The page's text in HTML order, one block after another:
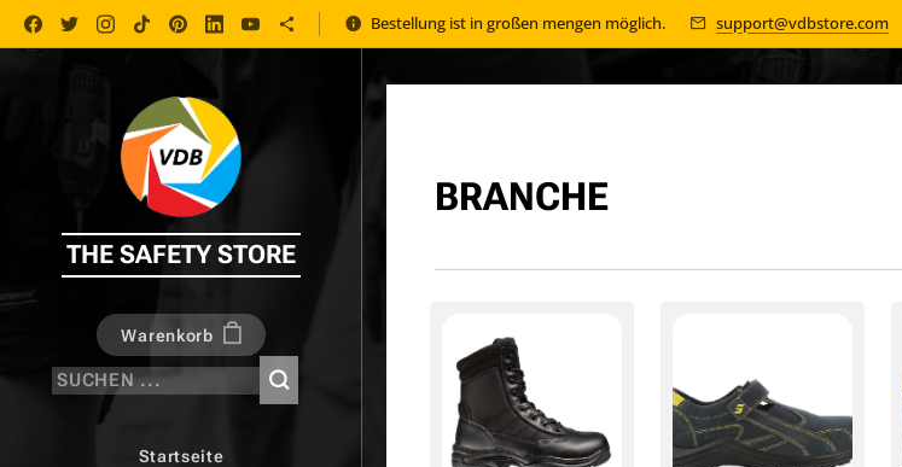
Bestellung ist in großen mengen möglich. support@vdbstore.com
THE SAFETY STORE
Warenkorb
Startseite
BRANCHE